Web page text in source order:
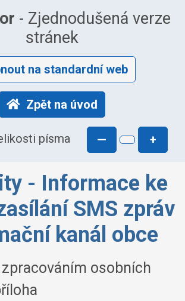
- Zjednodušená verze
stránek
na standardní web
Zpět na úvod
písma — +
- Informace ke
SMS zpráv
kanál obce
osobních